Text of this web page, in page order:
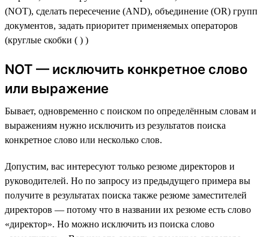
(NOT), сделать пересечение (AND), объединение (OR) групп
документов, задать приоритет применяемых операторов
(круглые скобки ( ) )
NOT — исключить конкретное слово
или выражение
Бывает, одновременно с поиском по определённым словам и
выражениям нужно исключить из результатов поиска
конкретное слово или несколько слов.
Допустим, вас интересуют только резюме директоров и
руководителей. Но по запросу из предыдущего примера вы
получите в результатах поиска также резюме заместителей
директоров — потому что в названии их резюме есть слово
«директор». Но можно исключить из поиска слово